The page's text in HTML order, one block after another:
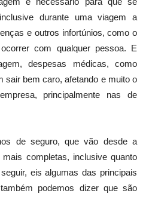
durante uma viagem a
e outros infortúnios, como o
com qualquer pessoa. E
despesas médicas, como
sair bem caro, afetando e muito o
principalmente nas de
de seguro, que vão desde a
completas, inclusive quanto
eis algumas das principais
podemos dizer que são